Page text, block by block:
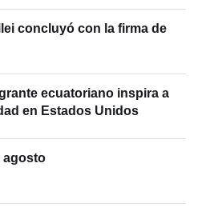
concluyó con la firma de
ecuatoriano inspira a
en Estados Unidos
agosto